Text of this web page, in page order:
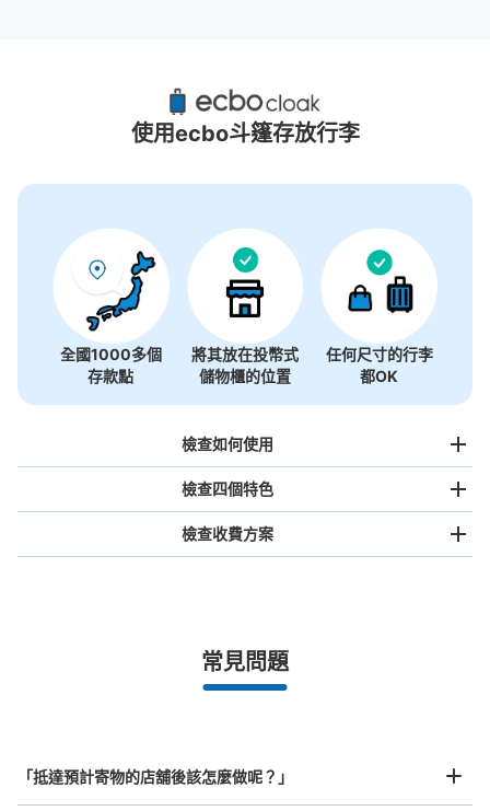
九段下站附近推薦的寄物櫃
4個投幣式置物櫃
使用ecbo斗篷存放行李
全國1000多個
存款點
將其放在投幣式
儲物櫃的位置
任何尺寸的行李
都OK
檢查如何使用
事先用手機預約
指定的日期和時間
檢查四個特色
全國有1,000家以上合作店鋪
檢查收費方案
最長邊未滿45cm的行李（小型背包、手提包、手提行李
¥800/日
常見問題
「抵達預計寄物的店舖後該怎麼做呢？」